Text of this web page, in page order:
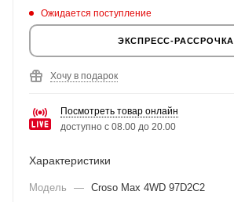
Ожидается поступление
ЭКСПРЕСС-РАССРОЧКА
Хочу в подарок
Посмотреть товар онлайн
доступно с 08.00 до 20.00
Характеристики
Модель — Croso Max 4WD 97D2C2